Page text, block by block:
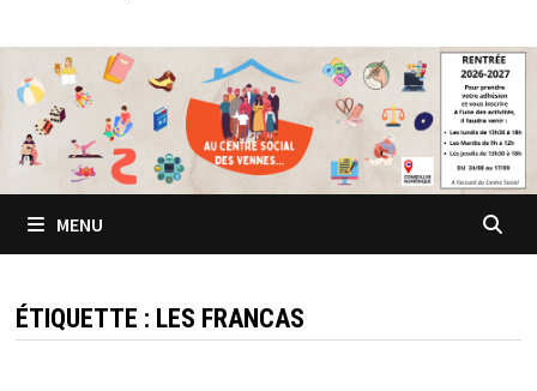
MENU
ÉTIQUETTE : LES FRANCAS